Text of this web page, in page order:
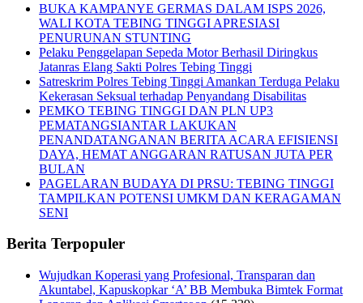
BUKA KAMPANYE GERMAS DALAM ISPS 2026,
WALI KOTA TEBING TINGGI APRESIASI
PENURUNAN STUNTING
Pelaku Penggelapan Sepeda Motor Berhasil Diringkus
Jatanras Elang Sakti Polres Tebing Tinggi
Satreskrim Polres Tebing Tinggi Amankan Terduga Pelaku
Kekerasan Seksual terhadap Penyandang Disabilitas
PEMKO TEBING TINGGI DAN PLN UP3
PEMATANGSIANTAR LAKUKAN
PENANDATANGANAN BERITA ACARA EFISIENSI
DAYA, HEMAT ANGGARAN RATUSAN JUTA PER
BULAN
PAGELARAN BUDAYA DI PRSU: TEBING TINGGI
TAMPILKAN POTENSI UMKM DAN KERAGAMAN
SENI
Berita Terpopuler
Wujudkan Koperasi yang Profesional, Transparan dan
Akuntabel, Kapuskopkar ‘A’ BB Membuka Bimtek Format